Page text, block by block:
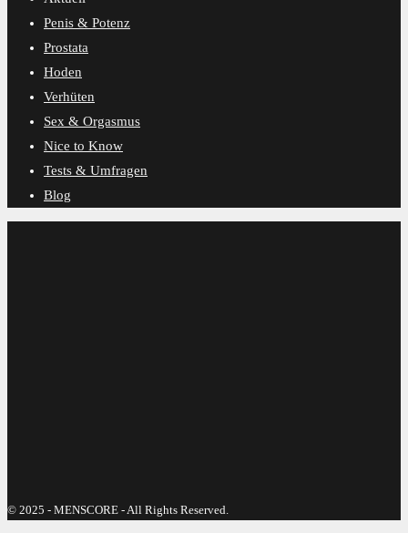
Penis & Potenz
Prostata
Hoden
Verhüten
Sex & Orgasmus
Nice to Know
Tests & Umfragen
Blog
© 2025 - MENSCORE - All Rights Reserved.